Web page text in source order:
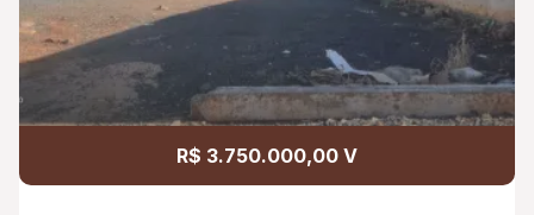
R$ 3.750.000,00 V